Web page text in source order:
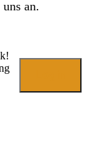
an.